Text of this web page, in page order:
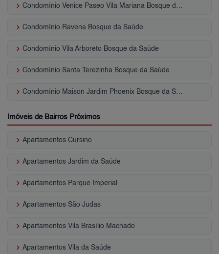
keyboard_arrow_right Condomínio Venice Paseo Vila Mariana Bosque da Saúde
keyboard_arrow_right Condomínio Ravena Bosque da Saúde
keyboard_arrow_right Condomínio Vila Arboreto Bosque da Saúde
keyboard_arrow_right Condomínio Santa Terezinha Bosque da Saúde
keyboard_arrow_right Condomínio Maison Jardim Phoenix Bosque da Saúde
Imóveis de Bairros Próximos
keyboard_arrow_right Apartamentos Cursino
keyboard_arrow_right Apartamentos Jardim da Saúde
keyboard_arrow_right Apartamentos Parque Imperial
keyboard_arrow_right Apartamentos São Judas
keyboard_arrow_right Apartamentos Vila Brasílio Machado
keyboard_arrow_right Apartamentos Vila da Saúde